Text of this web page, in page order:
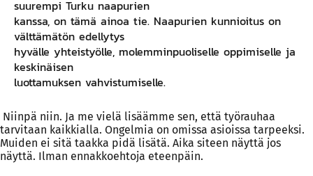
suurempi Turku naapurien
kanssa, on tämä ainoa tie. Naapurien kunnioitus on
välttämätön edellytys
hyvälle yhteistyölle, molemminpuoliselle oppimiselle ja
keskinäisen
luottamuksen vahvistumiselle.
Niinpä niin. Ja me vielä lisäämme sen, että työrauhaa
tarvitaan kaikkialla. Ongelmia on omissa asioissa tarpeeksi.
Muiden ei sitä taakka pidä lisätä. Aika siteen näyttä jos
näyttä. Ilman ennakkoehtoja eteenpäin.